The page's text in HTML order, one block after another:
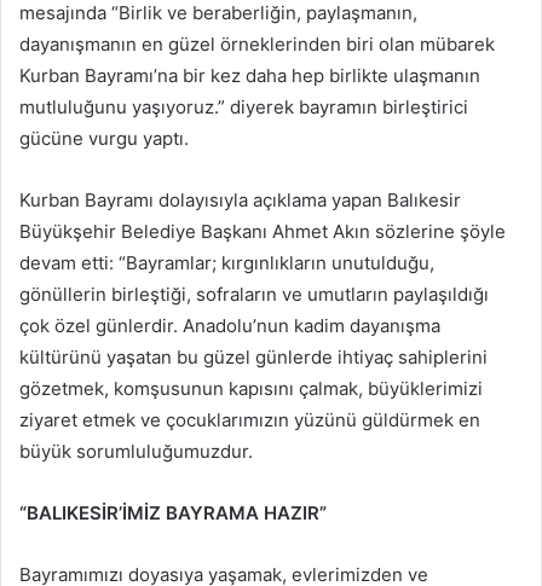
mesajında “Birlik ve beraberliğin, paylaşmanın,
dayanışmanın en güzel örneklerinden biri olan mübarek
Kurban Bayramı’na bir kez daha hep birlikte ulaşmanın
mutluluğunu yaşıyoruz.” diyerek bayramın birleştirici
gücüne vurgu yaptı.
Kurban Bayramı dolayısıyla açıklama yapan Balıkesir
Büyükşehir Belediye Başkanı Ahmet Akın sözlerine şöyle
devam etti: “Bayramlar; kırgınlıkların unutulduğu,
gönüllerin birleştiği, sofraların ve umutların paylaşıldığı
çok özel günlerdir. Anadolu’nun kadim dayanışma
kültürünü yaşatan bu güzel günlerde ihtiyaç sahiplerini
gözetmek, komşusunun kapısını çalmak, büyüklerimizi
ziyaret etmek ve çocuklarımızın yüzünü güldürmek en
büyük sorumluluğumuzdur.
“BALIKESİR’İMİZ BAYRAMA HAZIR”
Bayramımızı doyasıya yaşamak, evlerimizden ve